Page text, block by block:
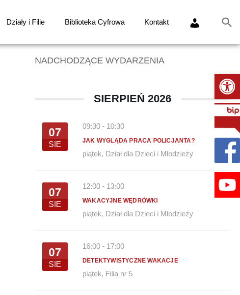
Działy i Filie Biblioteka Cyfrowa Kontakt
NADCHODZĄCE WYDARZENIA
SIERPIEŃ 2026
07
SIE
09:30 - 10:30
JAK WYGLĄDA PRACA POLICJANTA?
piątek, Dział dla Dzieci i Młodzieży
07
SIE
12:00 - 13:00
WAKACYJNE WĘDRÓWKI
piątek, Dział dla Dzieci i Młodzieży
07
SIE
16:00 - 17:00
DETEKTYWISTYCZNE WAKACJE
piątek, Filia nr 5